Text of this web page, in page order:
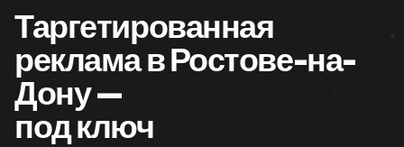
Таргетированная
реклама в Ростове-на-
Дону —
под ключ